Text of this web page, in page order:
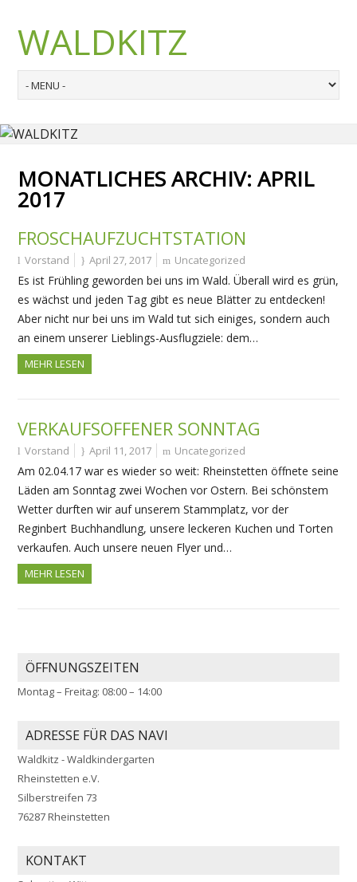
WALDKITZ
MONATLICHES ARCHIV:APRIL
2017
FROSCHAUFZUCHTSTATION
Vorstand April 27, 2017 Uncategorized
Es ist Frühling geworden bei uns im Wald. Überall wird es grün,
es wächst und jeden Tag gibt es neue Blätter zu entdecken!
Aber nicht nur bei uns im Wald tut sich einiges, sondern auch
an einem unserer Lieblings-Ausflugziele: dem…
MEHR LESEN
VERKAUFSOFFENER SONNTAG
Vorstand April 11, 2017 Uncategorized
Am 02.04.17 war es wieder so weit: Rheinstetten öffnete seine
Läden am Sonntag zwei Wochen vor Ostern. Bei schönstem
Wetter durften wir auf unserem Stammplatz, vor der
Reginbert Buchhandlung, unsere leckeren Kuchen und Torten
verkaufen. Auch unsere neuen Flyer und…
MEHR LESEN
ÖFFNUNGSZEITEN
Montag – Freitag: 08:00 – 14:00
ADRESSE FÜR DAS NAVI
Waldkitz - Waldkindergarten
Rheinstetten e.V.
Silberstreifen 73
76287 Rheinstetten
KONTAKT